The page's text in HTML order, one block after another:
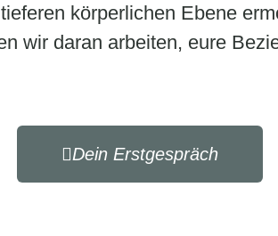
körperlichen Ebene
wir daran arbeiten, eure
Dein Erstgespräch